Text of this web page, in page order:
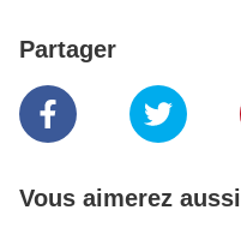
Partager
Vous aimerez aussi